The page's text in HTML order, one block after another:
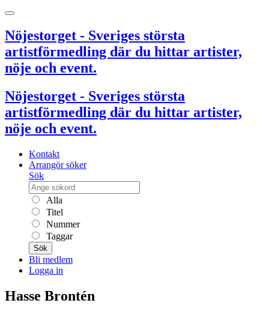
Nöjestorget - Sveriges största
artistförmedling där du hittar artister,
nöje och event.
Nöjestorget - Sveriges största
artistförmedling där du hittar artister,
nöje och event.
Kontakt
Arrangör söker
Sök
Alla
Titel
Nummer
Taggar
Sök
Bli medlem
Logga in
Hasse Brontén